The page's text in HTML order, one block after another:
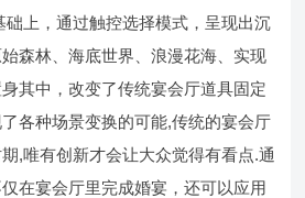
础上，通过触控选择模式，呈现出沉
森林、海底世界、浪漫花海、实现
其中，改变了传统宴会厅道具固定
各种场景变换的可能,传统的宴会厅
,唯有创新才会让大众觉得有看点.通
在宴会厅里完成婚宴，还可以应用